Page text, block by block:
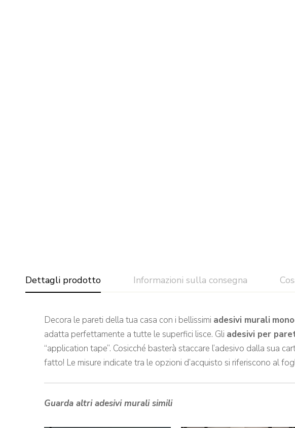
Dettagli prodotto Informazioni sulla consegna
Decora le pareti della tua casa con i bellissimi adesivi murali
adatta perfettamente a tutte le superfici lisce. Gli adesivi per
“application tape”. Cosicché basterà staccare l’adesivo dalla sua
fatto! Le misure indicate tra le opzioni d’acquisto si riferiscono al
Guarda altri adesivi murali simili